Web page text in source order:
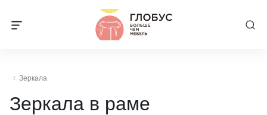
Зеркала
Зеркала в раме